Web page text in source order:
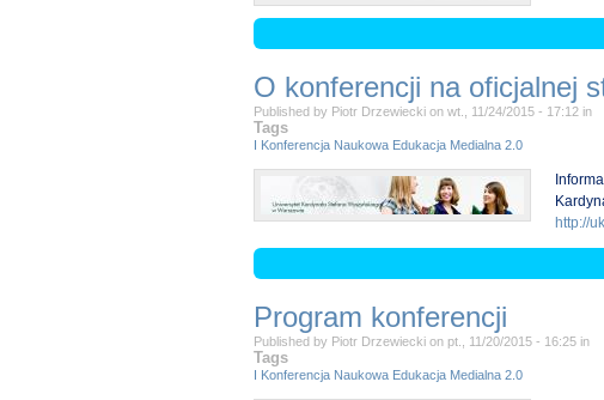
O konferencji na oficjalnej
Published by Piotr Drzewiecki on wt., 11/24/2015 - 17:12 in
Tags
I Konferencja Naukowa Edukacja Medialna 2.0
http://
Program konferencji
Published by Piotr Drzewiecki on pt., 11/20/2015 - 16:25 in
Tags
I Konferencja Naukowa Edukacja Medialna 2.0